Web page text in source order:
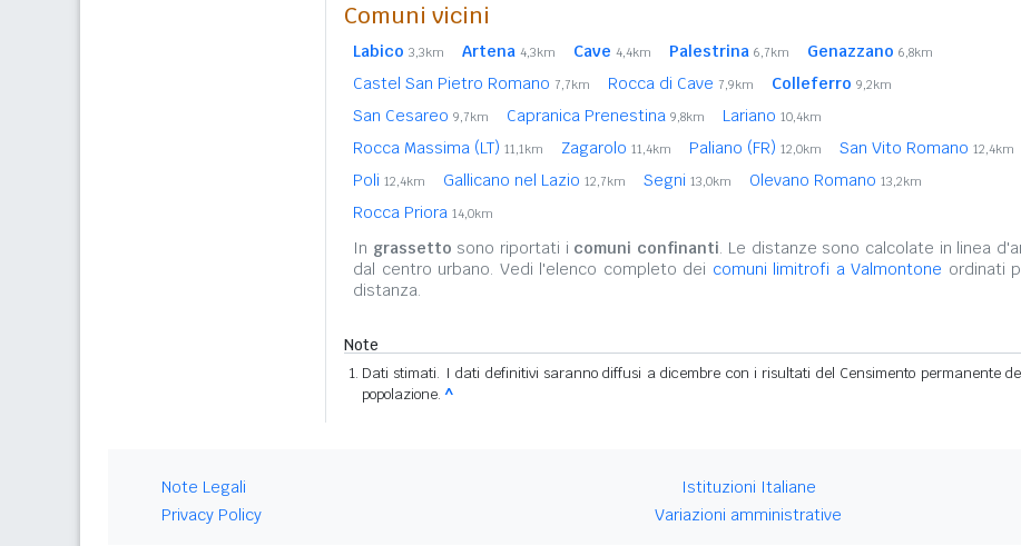
Comuni vicini
Labico 3,3km Artena 4,3km Cave 4,4km Palestrina 6,7km Genazzano 6,8km
Castel San Pietro Romano 7,7km Rocca di Cave 7,9km Colleferro 9,2km
San Cesareo 9,7km Capranica Prenestina 9,8km Lariano 10,4km
Rocca Massima (LT) 11,1km Zagarolo 11,4km Paliano (FR) 12,0km San Vito Romano 12,4km
Poli 12,4km Gallicano nel Lazio 12,7km Segni 13,0km Olevano Romano 13,2km
Rocca Priora 14,0km
In grassetto sono riportati i comuni confinanti. Le distanze sono calcolate in linea
dal centro urbano. Vedi l'elenco completo dei comuni limitrofi a Valmontone ordinati
distanza.
Note
Dati stimati. I dati definitivi saranno diffusi a dicembre con i risultati del Censimento permanente
popolazione. ^
Note Legali
Privacy Policy
Istituzioni Italiane
Variazioni amministrative